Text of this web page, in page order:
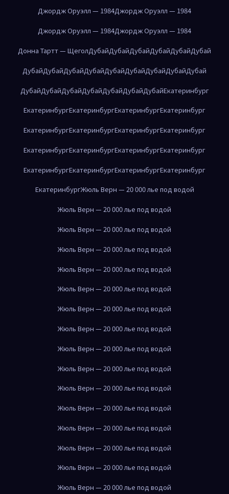
Джордж Оруэлл — 1984Джордж Оруэлл — 1984
Джордж Оруэлл — 1984Джордж Оруэлл — 1984
Донна Тартт — ЩеголДубайДубайДубайДубайДубайДубай
ДубайДубайДубайДубайДубайДубайДубайДубайДубай
ДубайДубайДубайДубайДубайДубайДубайЕкатеринбург
ЕкатеринбургЕкатеринбургЕкатеринбургЕкатеринбург
ЕкатеринбургЕкатеринбургЕкатеринбургЕкатеринбург
ЕкатеринбургЕкатеринбургЕкатеринбургЕкатеринбург
ЕкатеринбургЕкатеринбургЕкатеринбургЕкатеринбург
ЕкатеринбургЖюль Верн — 20 000 лье под водой
Жюль Верн — 20 000 лье под водой
Жюль Верн — 20 000 лье под водой
Жюль Верн — 20 000 лье под водой
Жюль Верн — 20 000 лье под водой
Жюль Верн — 20 000 лье под водой
Жюль Верн — 20 000 лье под водой
Жюль Верн — 20 000 лье под водой
Жюль Верн — 20 000 лье под водой
Жюль Верн — 20 000 лье под водой
Жюль Верн — 20 000 лье под водой
Жюль Верн — 20 000 лье под водой
Жюль Верн — 20 000 лье под водой
Жюль Верн — 20 000 лье под водой
Жюль Верн — 20 000 лье под водой
Жюль Верн — 20 000 лье под водой